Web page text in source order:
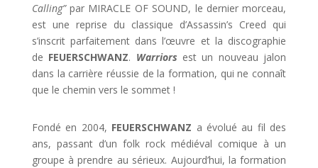
Calling”par MIRACLE OF SOUND, le dernier morceau,
est une reprise du classique d’Assassin’s Creed qui
s’inscrit parfaitement dans l’œuvre et la discographie
de FEUERSCHWANZ. Warriors est un nouveau jalon
dans la carrière réussie de la formation, qui ne connaît
que le chemin vers le sommet !
Fondé en 2004, FEUERSCHWANZ a évolué au fil des
ans, passant d’un folk rock médiéval comique à un
groupe à prendre au sérieux. Aujourd’hui, la formation